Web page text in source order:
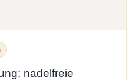
nadelfreie